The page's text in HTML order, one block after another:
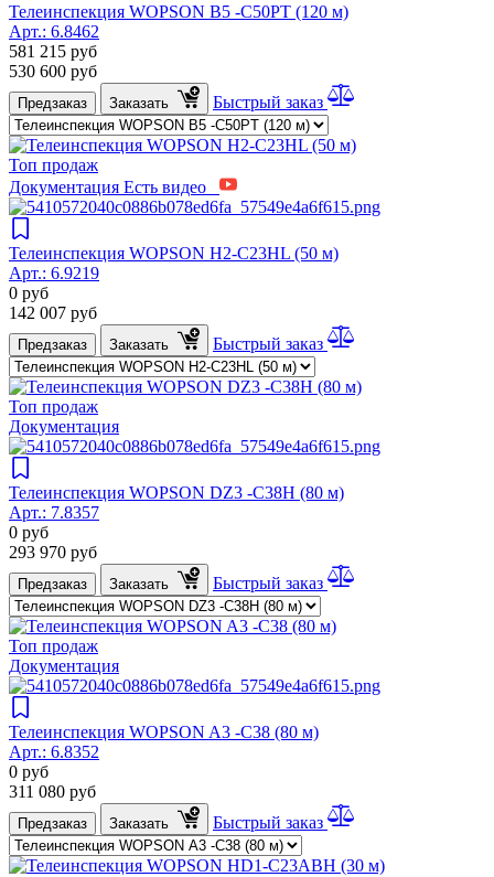
Телеинспекция WOPSON B5 -C50PT (120 м)
Арт.: 6.8462
581 215 руб
530 600 руб
Предзаказ Заказать Быстрый заказ
Топ продаж
Документация Есть видео
Телеинспекция WOPSON H2-C23HL (50 м)
Арт.: 6.9219
0 руб
142 007 руб
Предзаказ Заказать Быстрый заказ
Топ продаж
Документация
Телеинспекция WOPSON DZ3 -C38H (80 м)
Арт.: 7.8357
0 руб
293 970 руб
Предзаказ Заказать Быстрый заказ
Топ продаж
Документация
Телеинспекция WOPSON A3 -C38 (80 м)
Арт.: 6.8352
0 руб
311 080 руб
Предзаказ Заказать Быстрый заказ